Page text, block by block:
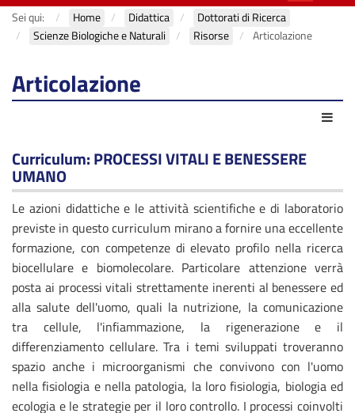
Sei qui: Home Didattica
Dottorati di Ricerca
Scienze Biologiche e Naturali
Risorse Articolazione
Articolazione
Curriculum: PROCESSI VITALI E BENESSERE
UMANO
Le azioni didattiche e le attività scientifiche e di laboratorio
previste in questo curriculum mirano a fornire una eccellente
formazione, con competenze di elevato profilo nella ricerca
biocellulare e biomolecolare. Particolare attenzione verrà
posta ai processi vitali strettamente inerenti al benessere ed
alla salute dell'uomo, quali la nutrizione, la comunicazione
tra cellule, l'infiammazione, la rigenerazione e il
differenziamento cellulare. Tra i temi sviluppati troveranno
spazio anche i microorganismi che convivono con l'uomo
nella fisiologia e nella patologia, la loro fisiologia, biologia ed
ecologia e le strategie per il loro controllo. I processi coinvolti